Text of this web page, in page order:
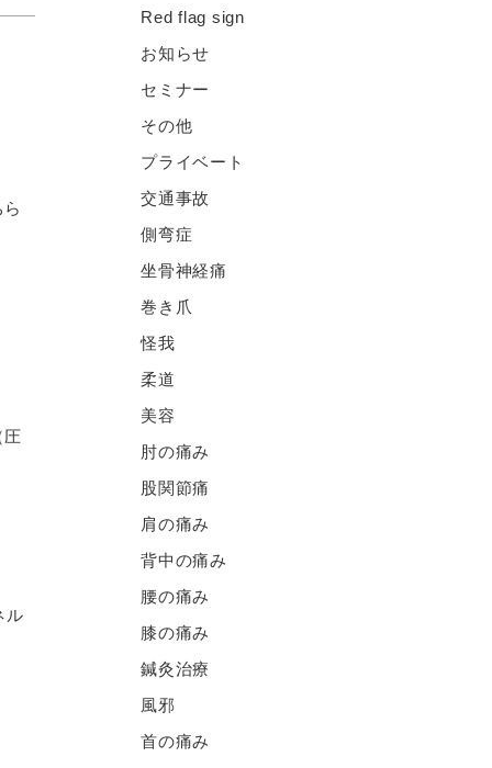
圧
ル
Red flag sign
お知らせ
セミナー
その他
プライベート
交通事故
側弯症
坐骨神経痛
巻き爪
怪我
柔道
美容
肘の痛み
股関節痛
肩の痛み
背中の痛み
腰の痛み
膝の痛み
鍼灸治療
風邪
首の痛み